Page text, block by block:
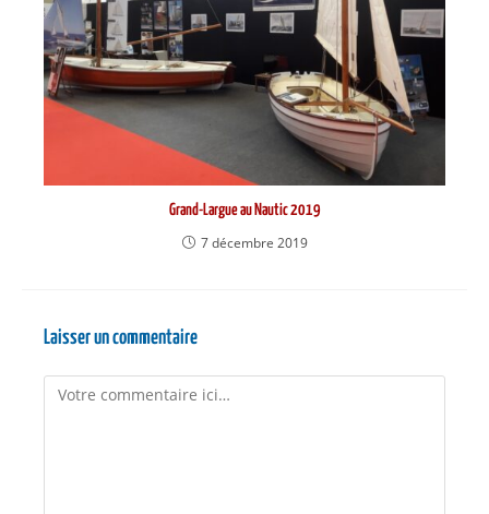
Grand-Largue au Nautic 2019
7 décembre 2019
Laisser un commentaire